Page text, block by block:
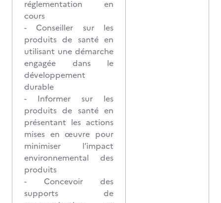
réglementation en
cours
- Conseiller sur les
produits de santé en
utilisant une démarche
engagée dans le
développement
durable
- Informer sur les
produits de santé en
présentant les actions
mises en œuvre pour
minimiser l’impact
environnemental des
produits
- Concevoir des
supports de